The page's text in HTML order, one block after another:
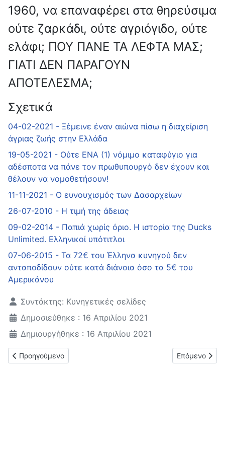
1960, να επαναφέρει στα θηρεύσιμα
ούτε ζαρκάδι, ούτε αγριόγιδο, ούτε
ελάφι; ΠΟΥ ΠΑΝΕ ΤΑ ΛΕΦΤΑ ΜΑΣ;
ΓΙΑΤΙ ΔΕΝ ΠΑΡΑΓΟΥΝ
ΑΠΟΤΕΛΕΣΜΑ;
Σχετικά
04-02-2021 - Ξέμεινε έναν αιώνα πίσω η διαχείριση
άγριας ζωής στην Ελλάδα
19-05-2021 - Ούτε ΕΝΑ (1) νόμιμο καταφύγιο για
αδέσποτα να πάνε τον πρωθυπουργό δεν έχουν και
θέλουν να νομοθετήσουν!
11-11-2021 - Ο ευνουχισμός των Δασαρχείων
26-07-2010 - H τιμή της άδειας
09-02-2014 - Παπιά χωρίς όριο. Η ιστορία της Ducks
Unlimited. Ελληνικοί υπότιτλοι
07-06-2015 - Τα 72€ του Έλληνα κυνηγού δεν
ανταποδίδουν ούτε κατά διάνοια όσο τα 5€ του
Αμερικάνου
Λεπτομέρειες
Συντάκτης: Κυνηγετικές σελίδες
Δημοσιεύθηκε : 16 Απριλίου 2021
Δημιουργήθηκε : 16 Απριλίου 2021
Προηγούμενο άρθρο: Ούτε ΕΝΑ (1) νόμιμο καταφύγιο για
Προηγούμενο Επόμενο
Επόμενο